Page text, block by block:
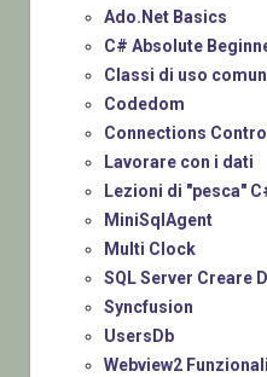
Ado.Net Basics
C# Absolute
Classi di uso
Codedom
Connections Control
Lavorare con i dati
Lezioni di "pesca"
MiniSqlAgent
Multi Clock
SQL Server Creare
Syncfusion
UsersDb
Webview2